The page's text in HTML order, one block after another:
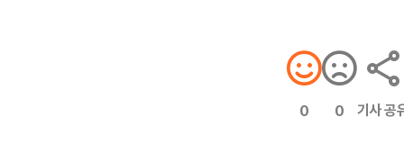
0 0 기사 공